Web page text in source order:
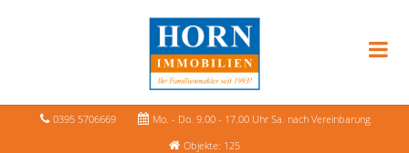
0395 5706669
Mo. - Do. 9.00 - 17.00 Uhr Sa. nach Vereinbarung
Objekte: 125